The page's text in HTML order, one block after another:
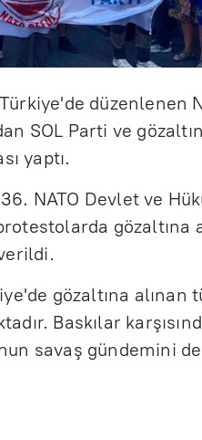
düzenlenen
SOL Parti ve
yaptı.
NATO Devlet ve
gözaltına
gözaltına alınan
Baskılar
savaş gündemini